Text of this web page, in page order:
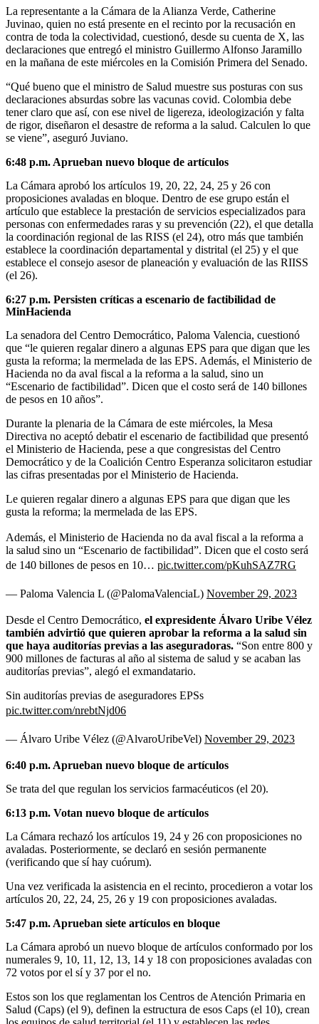
La representante a la Cámara de la Alianza Verde, Catherine
Juvinao, quien no está presente en el recinto por la recusación en
contra de toda la colectividad, cuestionó, desde su cuenta de X, las
declaraciones que entregó el ministro Guillermo Alfonso Jaramillo
en la mañana de este miércoles en la Comisión Primera del Senado.
“Qué bueno que el ministro de Salud muestre sus posturas con sus
declaraciones absurdas sobre las vacunas covid. Colombia debe
tener claro que así, con ese nivel de ligereza, ideologización y falta
de rigor, diseñaron el desastre de reforma a la salud. Calculen lo que
se viene”, aseguró Juviano.
6:48 p.m. Aprueban nuevo bloque de artículos
La Cámara aprobó los artículos 19, 20, 22, 24, 25 y 26 con
proposiciones avaladas en bloque. Dentro de ese grupo están el
artículo que establece la prestación de servicios especializados para
personas con enfermedades raras y su prevención (22), el que detalla
la coordinación regional de las RISS (el 24), otro más que también
establece la coordinación departamental y distrital (el 25) y el que
establece el consejo asesor de planeación y evaluación de las RIISS
(el 26).
6:27 p.m. Persisten críticas a escenario de factibilidad de
MinHacienda
La senadora del Centro Democrático, Paloma Valencia, cuestionó
que “le quieren regalar dinero a algunas EPS para que digan que les
gusta la reforma; la mermelada de las EPS. Además, el Ministerio de
Hacienda no da aval fiscal a la reforma a la salud, sino un
“Escenario de factibilidad”. Dicen que el costo será de 140 billones
de pesos en 10 años”.
Durante la plenaria de la Cámara de este miércoles, la Mesa
Directiva no aceptó debatir el escenario de factibilidad que presentó
el Ministerio de Hacienda, pese a que congresistas del Centro
Democrático y de la Coalición Centro Esperanza solicitaron estudiar
las cifras presentadas por el Ministerio de Hacienda.
Le quieren regalar dinero a algunas EPS para que digan que les
gusta la reforma; la mermelada de las EPS.
Además, el Ministerio de Hacienda no da aval fiscal a la reforma a
la salud sino un “Escenario de factibilidad”. Dicen que el costo será
de 140 billones de pesos en 10… pic.twitter.com/pKuhSAZ7RG
— Paloma Valencia L (@PalomaValenciaL) November 29, 2023
Desde el Centro Democrático, el expresidente Álvaro Uribe Vélez
también advirtió que quieren aprobar la reforma a la salud sin
que haya auditorías previas a las aseguradoras. “Son entre 800 y
900 millones de facturas al año al sistema de salud y se acaban las
auditorías previas”, alegó el exmandatario.
Sin auditorías previas de aseguradores EPSs
pic.twitter.com/nrebtNjd06
— Álvaro Uribe Vélez (@AlvaroUribeVel) November 29, 2023
6:40 p.m. Aprueban nuevo bloque de artículos
Se trata del que regulan los servicios farmacéuticos (el 20).
6:13 p.m. Votan nuevo bloque de artículos
La Cámara rechazó los artículos 19, 24 y 26 con proposiciones no
avaladas. Posteriormente, se declaró en sesión permanente
(verificando que sí hay cuórum).
Una vez verificada la asistencia en el recinto, procedieron a votar los
artículos 20, 22, 24, 25, 26 y 19 con proposiciones avaladas.
5:47 p.m. Aprueban siete artículos en bloque
La Cámara aprobó un nuevo bloque de artículos conformado por los
numerales 9, 10, 11, 12, 13, 14 y 18 con proposiciones avaladas con
72 votos por el sí y 37 por el no.
Estos son los que reglamentan los Centros de Atención Primaria en
Salud (Caps) (el 9), definen la estructura de esos Caps (el 10), crean